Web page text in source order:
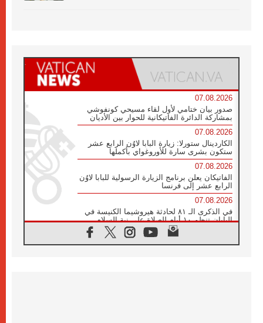
07.08.2026
صدور بيان ختامي لأول لقاء مسيحي كونفوشي
بمشاركة الدائرة الفاتيكانية للحوار بين الأديان
07.08.2026
الكاردينال ستورلا: زيارة البابا لاوُن الرابع عشر
ستكون بشرى سارة للأوروغواي بأكملها
07.08.2026
الفاتيكان يعلن برنامج الزيارة الرسولية للبابا لاوُن
الرابع عشر إلى فرنسا
07.08.2026
في الذكرى الـ ٨١ لحادثة هيروشيما الكنيسة في
اليابان تنظم ١٠ أيام للصلاة على نية السلام
الكنيسة في الأوروغواي: زيارة البابا ستعزز